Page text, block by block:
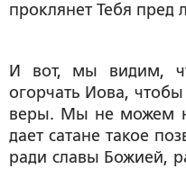
проклянет Тебя пред
И вот, мы видим,
огорчать Иова,
веры. Мы не можем
дает сатане такое
ради славы Божией,